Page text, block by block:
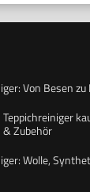
Von Besen
Teppichreiniger
& Zubehör
Wolle,